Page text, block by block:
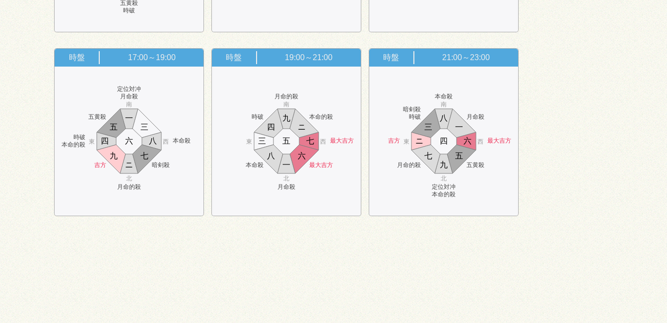
五黄殺
時破
時盤 17:00～19:00
五黄殺
定位対冲
月命殺
時破
本命的殺
本命殺
吉方
月命的殺
暗剣殺
南
北
東 西
ニ
三
四
五
六
七
八
九
一
時盤 19:00～21:00
時破
月命的殺
本命的殺
最大吉方
本命殺
月命殺
最大吉方
南
北
東 西
一
ニ
三
四
五
六
七
八
九
時盤 21:00～23:00
暗剣殺
時破
本命殺
月命殺
吉方 最大吉方
月命的殺
定位対冲
本命的殺
五黄殺
南
北
東 西
九
一
ニ
三
四
五
六
七
八